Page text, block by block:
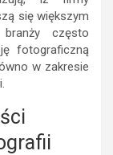
się większym
często
fotograficzną
w zakresie